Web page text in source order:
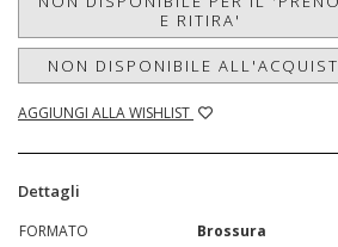
E RITIRA'
NON DISPONIBILE
AGGIUNGI ALLA WISHLIST
Dettagli
FORMATO
Brossura